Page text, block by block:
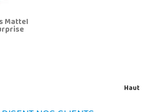
Mattel
Haut